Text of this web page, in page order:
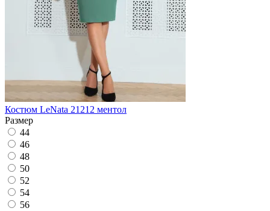
Костюм LeNata 21212 ментол
Размер
44
46
48
50
52
54
56